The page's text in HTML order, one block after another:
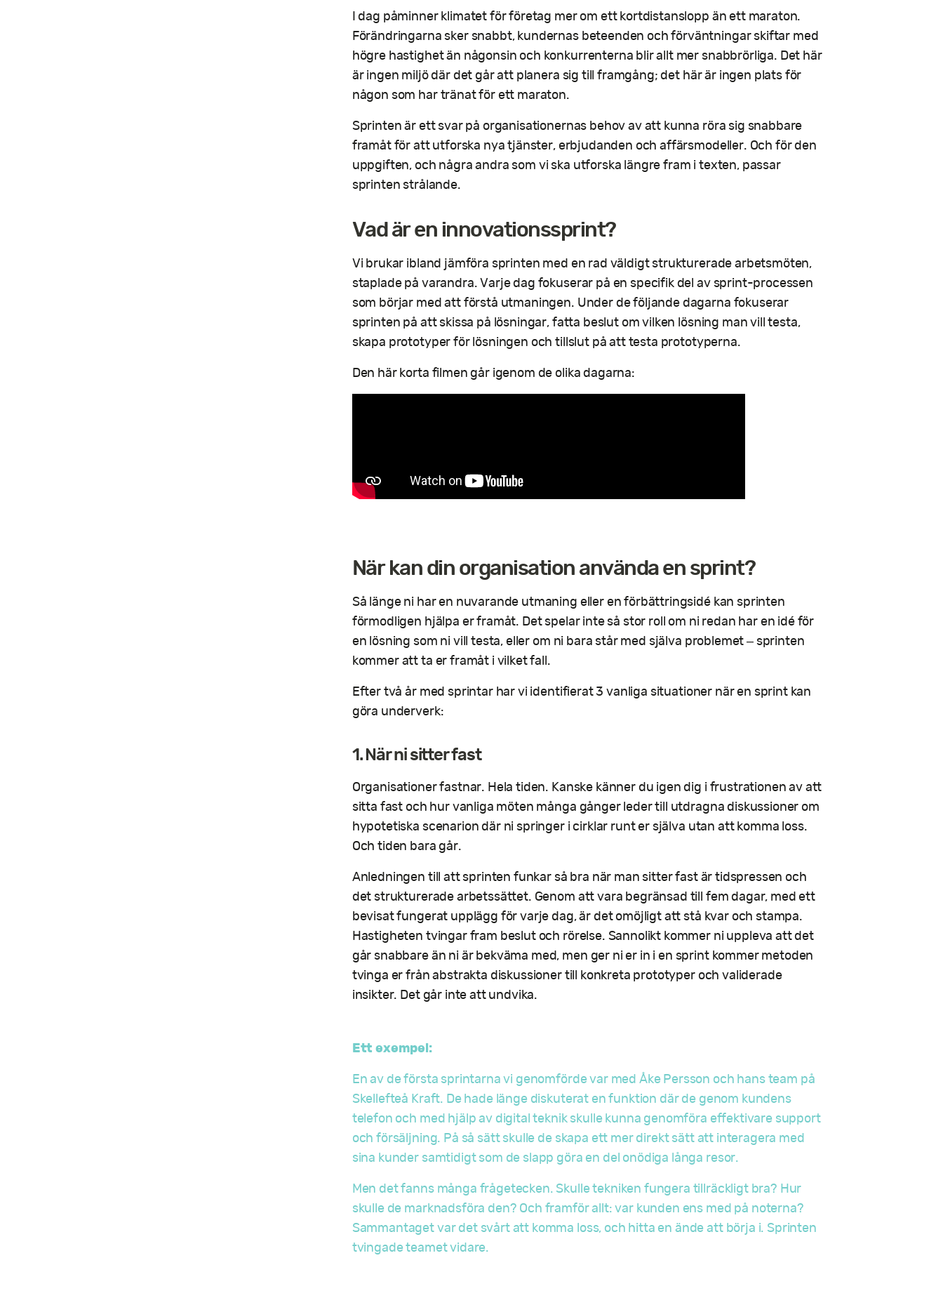
I dag påminner klimatet för företag mer om ett kortdistanslopp än ett maraton.
Förändringarna sker snabbt, kundernas beteenden och förväntningar skiftar med
högre hastighet än någonsin och konkurrenterna blir allt mer snabbrörliga. Det här
är ingen miljö där det går att planera sig till framgång; det här är ingen plats för
någon som har tränat för ett maraton.
Sprinten är ett svar på organisationernas behov av att kunna röra sig snabbare
framåt för att utforska nya tjänster, erbjudanden och affärsmodeller. Och för den
uppgiften, och några andra som vi ska utforska längre fram i texten, passar
sprinten strålande.
Vad är en innovationssprint?
Vi brukar ibland jämföra sprinten med en rad väldigt strukturerade arbetsmöten,
staplade på varandra. Varje dag fokuserar på en specifik del av sprint-processen
som börjar med att förstå utmaningen. Under de följande dagarna fokuserar
sprinten på att skissa på lösningar, fatta beslut om vilken lösning man vill testa,
skapa prototyper för lösningen och tillslut på att testa prototyperna.
Den här korta filmen går igenom de olika dagarna:
När kan din organisation använda en sprint?
Så länge ni har en nuvarande utmaning eller en förbättringsidé kan sprinten
förmodligen hjälpa er framåt. Det spelar inte så stor roll om ni redan har en idé för
en lösning som ni vill testa, eller om ni bara står med själva problemet – sprinten
kommer att ta er framåt i vilket fall.
Efter två år med sprintar har vi identifierat 3 vanliga situationer när en sprint kan
göra underverk:
1. När ni sitter fast
Organisationer fastnar. Hela tiden. Kanske känner du igen dig i frustrationen av att
sitta fast och hur vanliga möten många gånger leder till utdragna diskussioner om
hypotetiska scenarion där ni springer i cirklar runt er själva utan att komma loss.
Och tiden bara går.
Anledningen till att sprinten funkar så bra när man sitter fast är tidspressen och
det strukturerade arbetssättet. Genom att vara begränsad till fem dagar, med ett
bevisat fungerat upplägg för varje dag, är det omöjligt att stå kvar och stampa.
Hastigheten tvingar fram beslut och rörelse. Sannolikt kommer ni uppleva att det
går snabbare än ni är bekväma med, men ger ni er in i en sprint kommer metoden
tvinga er från abstrakta diskussioner till konkreta prototyper och validerade
insikter. Det går inte att undvika.
Ett exempel:
En av de första sprintarna vi genomförde var med Åke Persson och hans team på
Skellefteå Kraft. De hade länge diskuterat en funktion där de genom kundens
telefon och med hjälp av digital teknik skulle kunna genomföra effektivare support
och försäljning. På så sätt skulle de skapa ett mer direkt sätt att interagera med
sina kunder samtidigt som de slapp göra en del onödiga långa resor.
Men det fanns många frågetecken. Skulle tekniken fungera tillräckligt bra? Hur
skulle de marknadsföra den? Och framför allt: var kunden ens med på noterna?
Sammantaget var det svårt att komma loss, och hitta en ände att börja i. Sprinten
tvingade teamet vidare.